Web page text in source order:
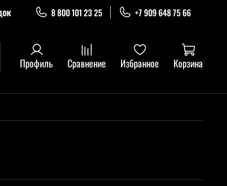
8 800 101 23 25 +7 909 648 75 66
Профиль Сравнение Избранное Корзина